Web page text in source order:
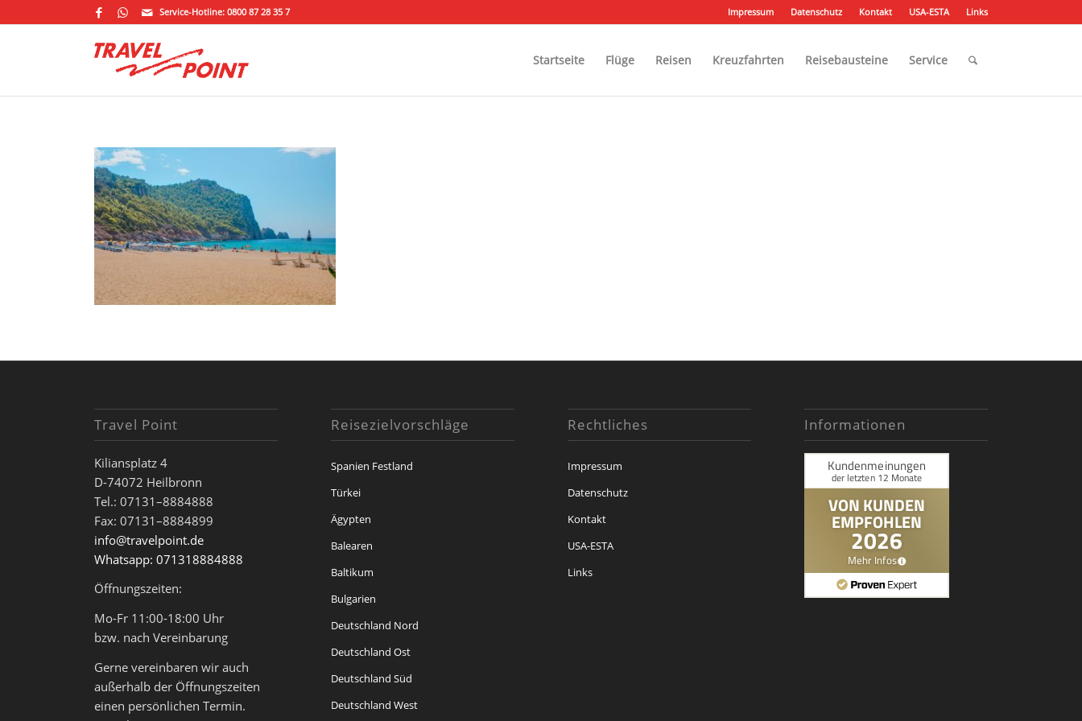
Impressum Datenschutz Kontakt USA-ESTA Links
Service-Hotline: 0800 87 28 35 7
Startseite Flüge Reisen Kreuzfahrten Reisebausteine Service
Travel Point
Kiliansplatz 4
D-74072 Heilbronn
Tel.: 07131–8884888
Fax: 07131–8884899
info@travelpoint.de
Whatsapp: 071318884888
Öffnungszeiten:
Mo-Fr 11:00-18:00 Uhr
bzw. nach Vereinbarung
Gerne vereinbaren wir auch
außerhalb der Öffnungszeiten
einen persönlichen Termin.
Reisezielvorschläge
Spanien Festland
Türkei
Ägypten
Balearen
Baltikum
Bulgarien
Deutschland Nord
Deutschland Ost
Deutschland Süd
Deutschland West
Rechtliches
Impressum
Datenschutz
Kontakt
USA-ESTA
Links
Informationen